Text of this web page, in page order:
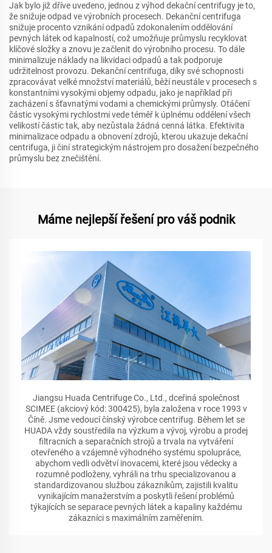
Jak bylo již dříve uvedeno, jednou z výhod dekační centrifugy je to,
že snižuje odpad ve výrobních procesech. Dekanční centrifuga
snižuje procento vznikání odpadů zdokonalením oddělování
pevných látek od kapalností, což umožňuje průmyslu recyklovat
klíčové složky a znovu je začlenit do výrobního procesu. To dále
minimalizuje náklady na likvidaci odpadů a tak podporuje
udržitelnost provozu. Dekanční centrifuga, díky své schopnosti
zpracovávat velké množství materiálů, běží neustále v procesech s
konstantními vysokými objemy odpadu, jako je například při
zacházení s šťavnatými vodami a chemickými průmysly. Otáčení
částic vysokými rychlostmi vede téměř k úplnému oddělení všech
velikostí částic tak, aby nezůstala žádná cenná látka. Efektivita
minimalizace odpadu a obnovení zdrojů, kterou ukazuje dekační
centrifuga, ji činí strategickým nástrojem pro dosažení bezpečného
průmyslu bez znečištění.
Máme nejlepší řešení pro váš podnik
Jiangsu Huada Centrifuge Co., Ltd., dceřiná společnost
SCIMEE (akciový kód: 300425), byla založena v roce 1993 v
Číně. Jsme vedoucí čínský výrobce centrifug. Během let se
HUADA vždy soustředila na výzkum a vývoj, výrobu a prodej
filtracních a separačních strojů a trvala na vytváření
otevřeného a vzájemně výhodného systému spolupráce,
abychom vedli odvětví inovacemi, které jsou vědecky a
rozumně podloženy, vyhráli na trhu specializovanou a
standardizovanou službou zákazníkům, zajistili kvalitu
vynikajícím manažerstvím a poskytli řešení problémů
týkajících se separace pevných látek a kapaliny každému
zákazníci s maximálním zaměřením.